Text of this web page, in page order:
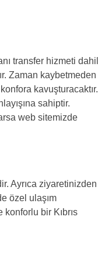
transfer hizmeti dahil
Zaman kaybetmeden
kavuşturacaktır.
sahiptir.
web sitemizde
Ayrıca ziyaretinizden
özel ulaşım
bir Kıbrıs